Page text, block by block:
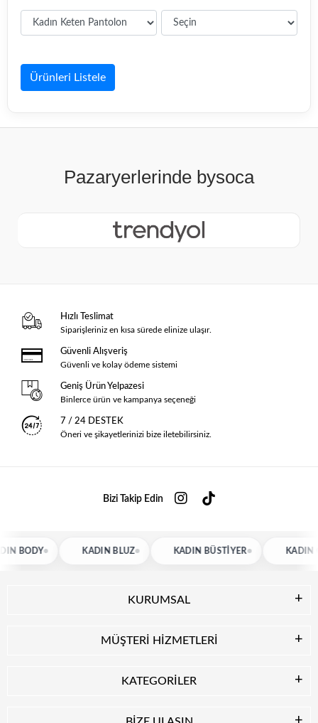
Ürünleri Listele
Hızlı Teslimat
Siparişleriniz en kısa sürede elinize ulaşır.
Güvenli Alışveriş
Güvenli ve kolay ödeme sistemi
Geniş Ürün Yelpazesi
Binlerce ürün ve kampanya seçeneği
7 / 24 DESTEK
Öneri ve şikayetlerinizi bize iletebilirsiniz.
Bizi Takip Edin
BODY KADIN BLUZ KADIN BÜSTIYER KADIN
KURUMSAL
MÜŞTERİ HİZMETLERİ
KATEGORİLER